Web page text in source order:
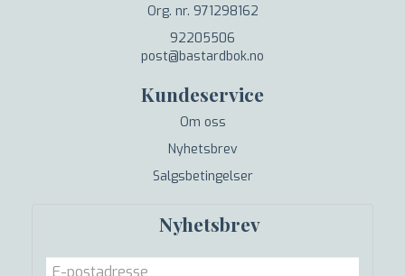
Org. nr. 971298162
92205506
post@bastardbok.no
Kundeservice
Om oss
Nyhetsbrev
Salgsbetingelser
Nyhetsbrev